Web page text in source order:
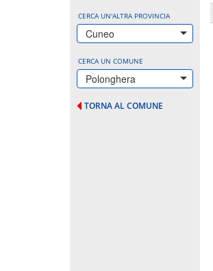
CERCA UN'ALTRA PROVINCIA
Cuneo
CERCA UN COMUNE
Polonghera
TORNA AL COMUNE